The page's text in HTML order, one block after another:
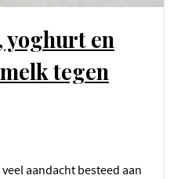
tegen
aandacht besteed aan